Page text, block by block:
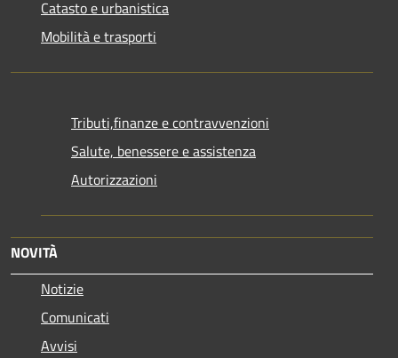
Catasto e urbanistica
Mobilità e trasporti
Tributi,finanze e contravvenzioni
Salute, benessere e assistenza
Autorizzazioni
NOVITÀ
Notizie
Comunicati
Avvisi